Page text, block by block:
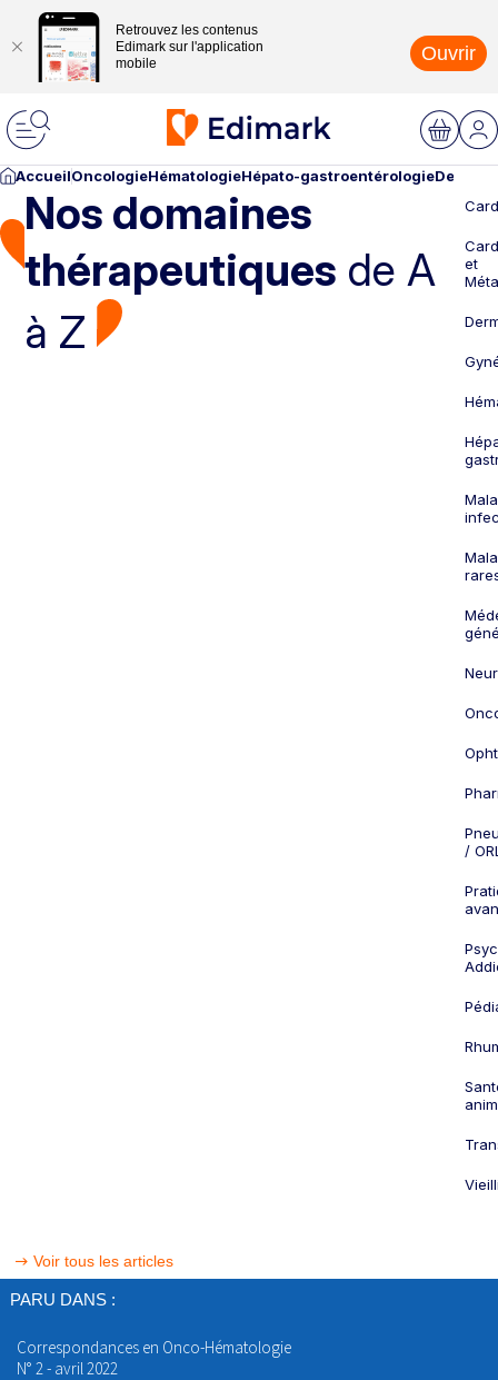
Retrouvez les contenus
Edimark sur l'application
mobile
Ouvrir
AccueilOncologieHématologieHépato-gastroentérologie
Nos domaines
thérapeutiques de A
à Z
et
/
Voir tous les articles
PARU DANS :
Correspondances en Onco-Hématologie
N° 2 - avril 2022